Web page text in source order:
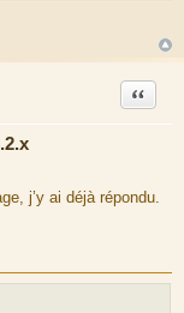
Citation
j’y ai déjà répondu.